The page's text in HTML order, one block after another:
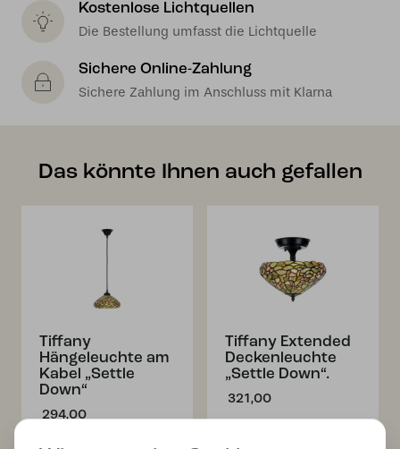
Kostenlose Lichtquellen
Die Bestellung umfasst die Lichtquelle
Sichere Online-Zahlung
Sichere Zahlung im Anschluss mit Klarna
Das könnte Ihnen auch gefallen
Tiffany
Hängeleuchte am
Kabel „Settle
Down“
294,00
Tiffany Extended
Deckenleuchte
„Settle Down“.
321,00